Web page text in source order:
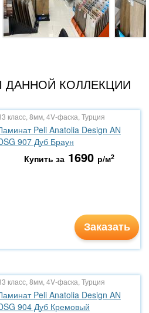
ДАННОЙ КОЛЛЕКЦИИ
класс, 8мм, 4V-фаска, Турция
Peli Anatolia Design AN
907 Дуб Браун
Купить за 1690 р/м2
Заказать
класс, 8мм, 4V-фаска, Турция
Peli Anatolia Design AN
904 Дуб Кремовый